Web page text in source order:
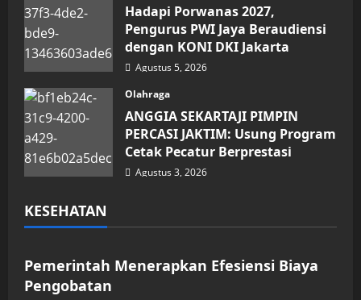
Hadapi Porwanas 2027,
Pengurus PWI Jaya Beraudiensi
dengan KONI DKI Jakarta
Agustus 5, 2026
Olahraga
ANGGIA SEKARTAJI PIMPIN
PERCASI JAKTIM: Usung Program
Cetak Pecatur Berprestasi
Agustus 3, 2026
KESEHATAN
Kesehatan
Pemerintah Menerapkan Efesiensi Biaya
Pengobatan